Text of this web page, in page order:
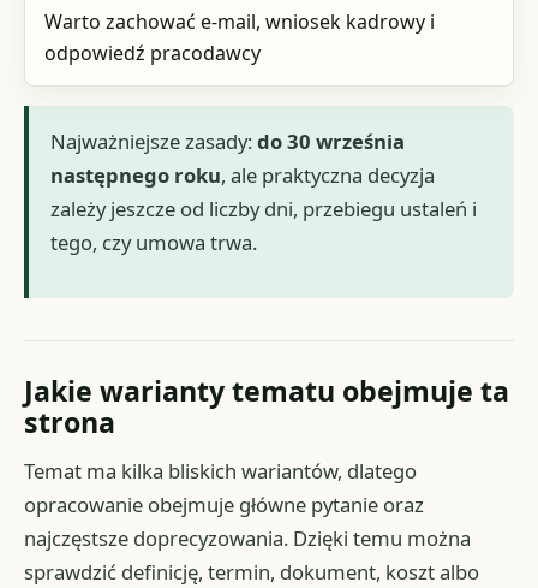
Warto zachować e-mail, wniosek kadrowy i
odpowiedź pracodawcy
Najważniejsze zasady:do 30 września
następnego roku, ale praktyczna decyzja
zależy jeszcze od liczby dni, przebiegu ustaleń i
tego, czy umowa trwa.
Jakie warianty tematu obejmuje ta
strona
Temat ma kilka bliskich wariantów, dlatego
opracowanie obejmuje główne pytanie oraz
najczęstsze doprecyzowania. Dzięki temu można
sprawdzić definicję, termin, dokument, koszt albo